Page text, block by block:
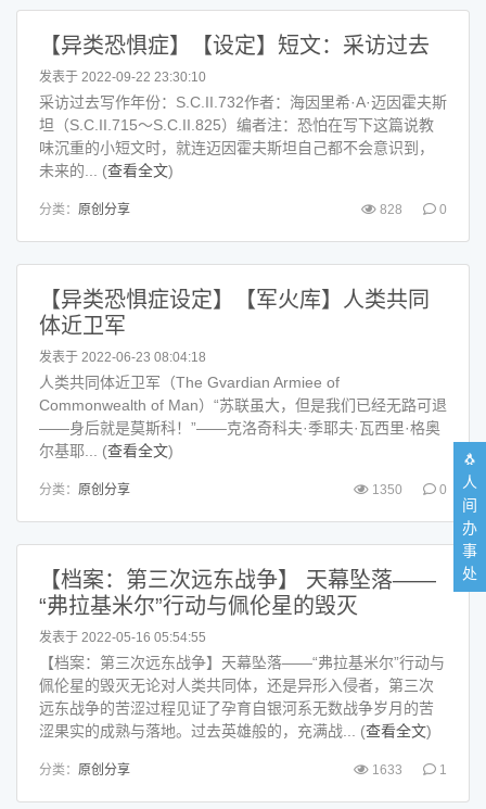
【异类恐惧症】【设定】短文：采访过去
发表于 2022-09-22 23:30:10
采访过去写作年份：S.C.II.732作者：海因里希·A·迈因霍夫斯
坦（S.C.II.715～S.C.II.825）编者注：恐怕在写下这篇说教
味沉重的小短文时，就连迈因霍夫斯坦自己都不会意识到，
未来的... (查看全文)
分类： 原创分享 828 0
【异类恐惧症设定】【军火库】人类共同
体近卫军
发表于 2022-06-23 08:04:18
人类共同体近卫军（The Gvardian Armiee of
Commonwealth of Man）“苏联虽大，但是我们已经无路可退
——身后就是莫斯科！”——克洛奇科夫·季耶夫·瓦西里·格奥
尔基耶... (查看全文)
分类： 原创分享 1350 0
【档案：第三次远东战争】 天幕坠落——
“弗拉基米尔”行动与佩伦星的毁灭
发表于 2022-05-16 05:54:55
【档案：第三次远东战争】天幕坠落——“弗拉基米尔”行动与
佩伦星的毁灭无论对人类共同体，还是异形入侵者，第三次
远东战争的苦涩过程见证了孕育自银河系无数战争岁月的苦
涩果实的成熟与落地。过去英雄般的，充满战... (查看全文)
分类： 原创分享 1633 1
🐧
人
间
办
事
处